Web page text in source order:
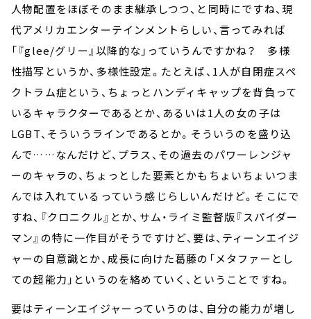
人物配置をほぼそのまま継承しつつ、と同時にですね、現
代アメリカエンターテインメントらしい、言ってみれば
「『glee/グリー』以降的な」っていうんですかね？ 多様
性描写というか、多様性設定。たとえば、1人が自閉症スペ
クトラム症という、ちょっとハンディキャップを背負って
いるキャラクターであるとか、あるいは1人の女の子は
LGBT、そういうラインであるとか。そういうのを盛り込
んで……なんだけど、プラス、その過去のパワーレンジャ
ーのキャラの、ちょっとした要素とかもちょいちょいつま
んでは入れているっていう感じらしいんだけど。そこにで
すね、『クロニクル』とか、サム・ライミ監督版『スパイダー
マン』の特に一作目がそうですけど、要は、ティーンエイジ
ャーの自意識とか、成長に向けた葛藤の「メタファーとし
ての超能力」というのを絡めていく、ということですね。
要はティーンエイジャーっていうのは、自分の能力が増し